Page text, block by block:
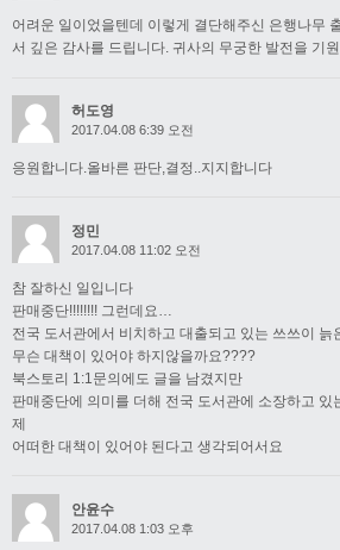
어려운 일이었을텐데 이렇게 결단해주신 은행나무
서 깊은 감사를 드립니다. 귀사의 무궁한 발전을 기
허도영
2017.04.08 6:39 오전
응원합니다.올바른 판단,결정..지지합니다
정민
2017.04.08 11:02 오전
참 잘하신 일입니다
판매중단!!!!!!!! 그런데요…
전국 도서관에서 비치하고 대출되고 있는 쓰쓰이 늙
무슨 대책이 있어야 하지않을까요????
북스토리 1:1문의에도 글을 남겼지만
판매중단에 의미를 더해 전국 도서관에 소장하고 있
제
어떠한 대책이 있어야 된다고 생각되어서요
안윤수
2017.04.08 1:03 오후